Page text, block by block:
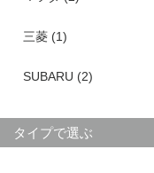
三菱 (1)
SUBARU (2)
タイプで選ぶ